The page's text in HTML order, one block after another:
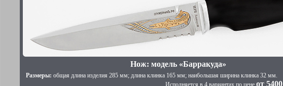
Нож: модель «Барракуда»
Размеры: общая длина изделия 285 мм; длина клинка 165 мм; наибольшая ширина клинка 32 мм.
Исполняется в 4 вариантах по цене от 5400